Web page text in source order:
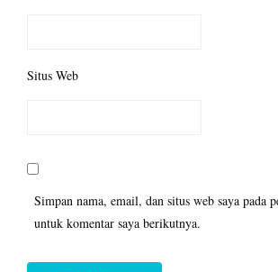
Situs Web
Simpan nama, email, dan situs web saya pada
untuk komentar saya berikutnya.